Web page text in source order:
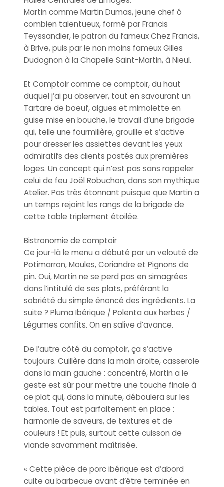
Martin comme Martin Dumas, jeune chef ô
combien talentueux, formé par Francis
Teyssandier, le patron du fameux Chez Francis,
à Brive, puis par le non moins fameux Gilles
Dudognon à la Chapelle Saint-Martin, à Nieul.
Et Comptoir comme ce comptoir, du haut
duquel j’ai pu observer, tout en savourant un
Tartare de boeuf, algues et mimolette en
guise mise en bouche, le travail d’une brigade
qui, telle une fourmilière, grouille et s’active
pour dresser les assiettes devant les yeux
admiratifs des clients postés aux premières
loges. Un concept qui n’est pas sans rappeler
celui de feu Joël Robuchon, dans son mythique
Atelier. Pas très étonnant puisque que Martin a
un temps rejoint les rangs de la brigade de
cette table triplement étoilée.
Bistronomie de comptoir
Ce jour-là le menu a débuté par un velouté de
Potimarron, Moules, Coriandre et Pignons de
pin. Oui, Martin ne se perd pas en simagrées
dans l’intitulé de ses plats, préférant la
sobriété du simple énoncé des ingrédients. La
suite ? Pluma Ibérique / Polenta aux herbes /
Légumes confits. On en salive d’avance.
De l’autre côté du comptoir, ça s’active
toujours. Cuillère dans la main droite, casserole
dans la main gauche : concentré, Martin a le
geste est sûr pour mettre une touche finale à
ce plat qui, dans la minute, déboulera sur les
tables. Tout est parfaitement en place :
harmonie de saveurs, de textures et de
couleurs ! Et puis, surtout cette cuisson de
viande savamment maîtrisée.
« Cette pièce de porc ibérique est d’abord
cuite au barbecue avant d’être terminée en